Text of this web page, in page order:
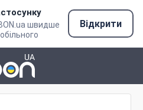
швидше
Відкрити